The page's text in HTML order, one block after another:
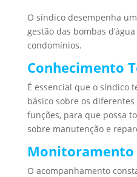
O síndico desempenha
gestão das bombas
condomínios.
Conhecimento
É essencial que o síndico
básico sobre os
funções, para que possa
sobre manutenção e
Monitoramento
O acompanhamento